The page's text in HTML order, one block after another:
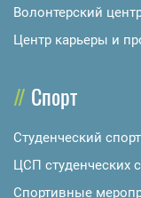
Волонтерский
Центр карьеры и
Спорт
Студенческий
ЦСП студенческих
Спортивные